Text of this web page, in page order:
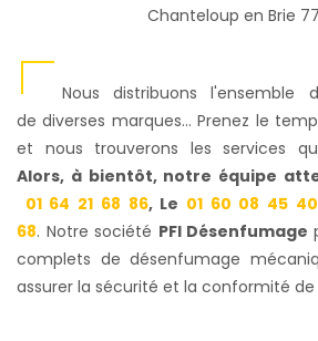
Chanteloup en Brie
Nous distribuons l'ensemble
de diverses marques... Prenez le
et nous trouverons les services
Alors, à bientôt, notre équipe
01 64 21 68 86, Le 01 60 08 45 40
68. Notre société PFI Désenfumage
complets de désenfumage
assurer la sécurité et la conformité